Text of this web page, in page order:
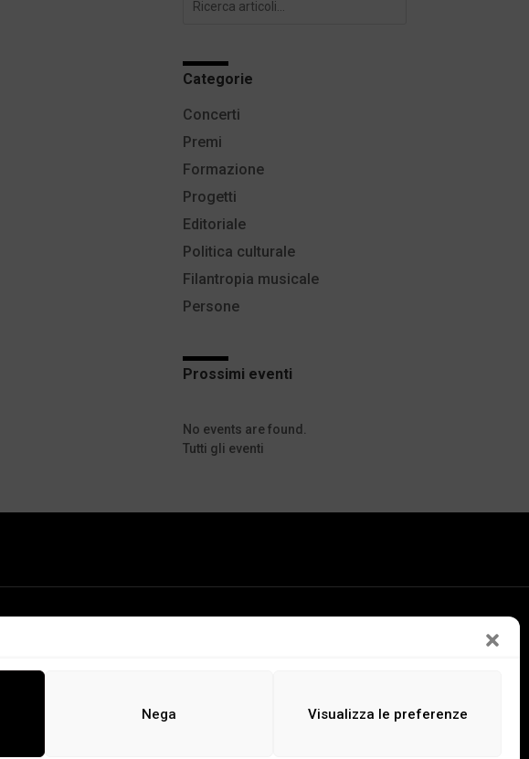
Nega Visualizza le preferenze
Categorie
Editoriale
Persone
Progetti
Premi
Politica culturale
Filantropia musicale
Formazione
Concerti
Prossimi eventi
No events are found.
Tutti gli eventi